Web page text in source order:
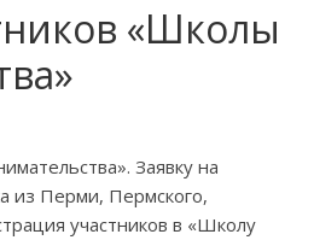
«Школы
Заявку на
из Перми, Пермского,
участников в «Школу